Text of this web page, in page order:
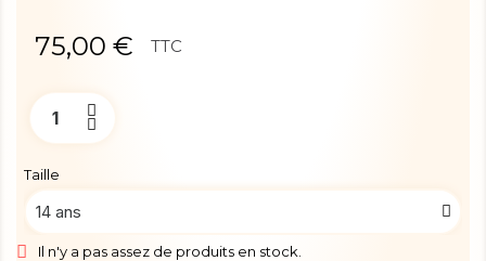
75,00 € TTC
Taille
Il n'y a pas assez de produits en stock.